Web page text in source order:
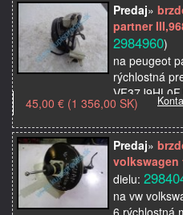
Predaj»
partner
2984960)
na peugeot
rýchlostná
brzdový
nádržka na
valček, …
45,00 € (1 356,00 SK)
Predaj»
volkswagen
dielu:
na vw
6 rýchlostná